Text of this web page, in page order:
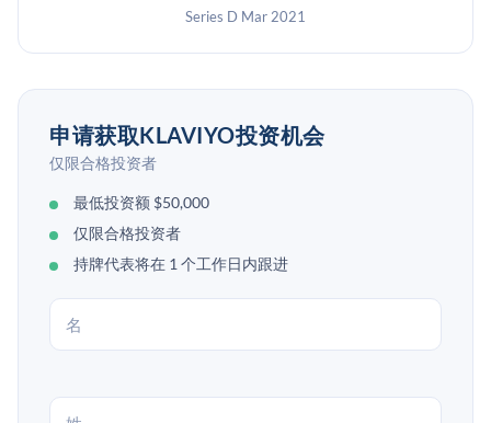
Series D Mar 2021
申请获取KLAVIYO投资机会
仅限合格投资者
最低投资额 $50,000
仅限合格投资者
持牌代表将在 1 个工作日内跟进